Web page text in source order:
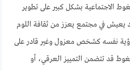
الاجتماعية بشكل كبير على تطوير
يعيش في مجتمع يعزز من ثقافة اللوم
رؤية نفسه كشخص معزول وغير قادر على
قد تتضمن التمييز العرقي، أو